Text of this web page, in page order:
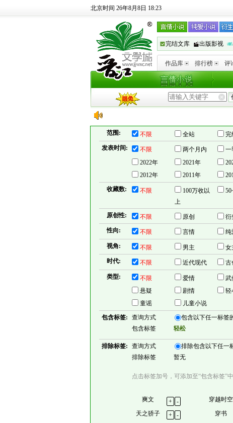
北京时间 26年8月8日 18:23
完结文库 出版影视
作品库 排行榜 评
范围: 不限 全站 完
发表时间:
不限 两个月内 一
2022年
2021年
2012年
2011年
收藏数:
不限
100万收以
上
原创性:
不限 原创
衍
性向:
不限 言情 纯
视角:
不限 男主 女
时代:
不限 近代现代 古
类型:
不限 爱情 武
悬疑
剧情 轻
童谣
儿童小说
包含标签:
查询方式 包含以下任一标签
包含标签
轻松
排除标签: 查询方式 排除包含以下任一
排除标签
暂无
点击标签加号，可添加至“包含标签”
爽文
+ - 穿越时空
天之骄子
+ - 穿书